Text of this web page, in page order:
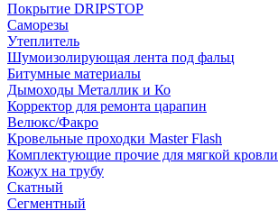
Покрытие DRIPSTOP
Саморезы
Утеплитель
Шумоизолирующая лента под фальц
Битумные материалы
Дымоходы Металлик и Ко
Корректор для ремонта царапин
Велюкс/Факро
Кровельные проходки Master Flash
Комплектующие прочие для мягкой кровли
Кожух на трубу
Скатный
Сегментный